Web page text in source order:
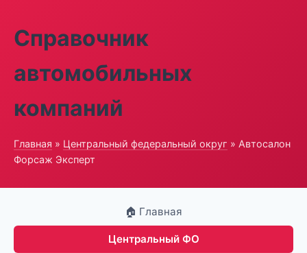
Справочник
автомобильных
компаний
Главная » Центральный федеральный округ » Автосалон
Форсаж Эксперт
🏠 Главная
Центральный ФО